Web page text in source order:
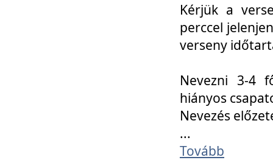
Kérjük a
perccel
verseny
Nevezni 3-4
hiányos
Nevezés
...
Tovább